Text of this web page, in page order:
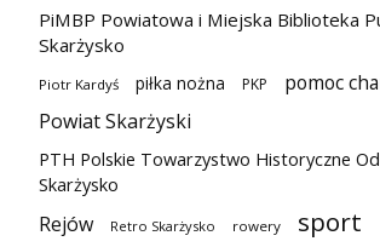
PiMBP Powiatowa i Miejska Biblioteka
Skarżysko
Piotr Kardyś piłka nożna PKP
pomoc
Powiat Skarżyski
PTH Polskie Towarzystwo Historyczne
Skarżysko
Rejów Retro Skarżysko rowery sport